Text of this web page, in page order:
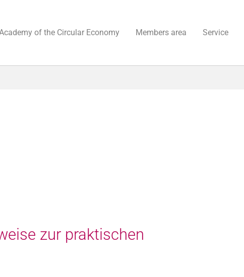
of the Circular Economy Members area Service
zur praktischen